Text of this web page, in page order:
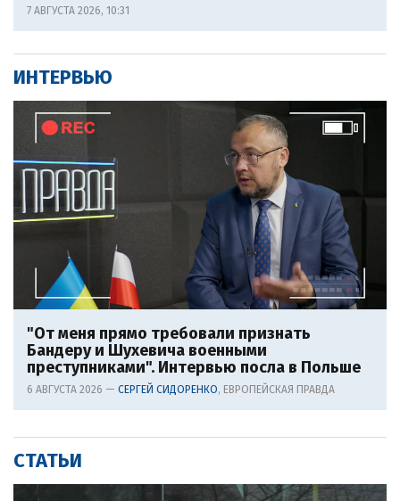
7 АВГУСТА 2026, 10:31
ИНТЕРВЬЮ
"От меня прямо требовали признать
Бандеру и Шухевича военными
преступниками". Интервью посла в Польше
6 АВГУСТА 2026 — СЕРГЕЙ СИДОРЕНКО, ЕВРОПЕЙСКАЯ ПРАВДА
СТАТЬИ